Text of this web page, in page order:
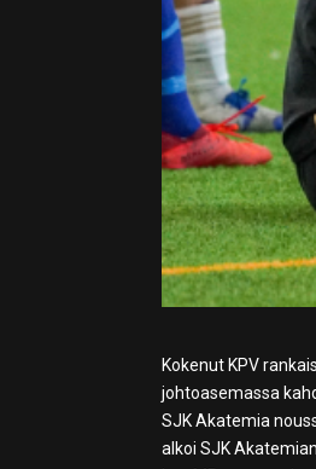
Kokenut KPV
johtoasemassa
SJK Akatemia
alkoi SJK